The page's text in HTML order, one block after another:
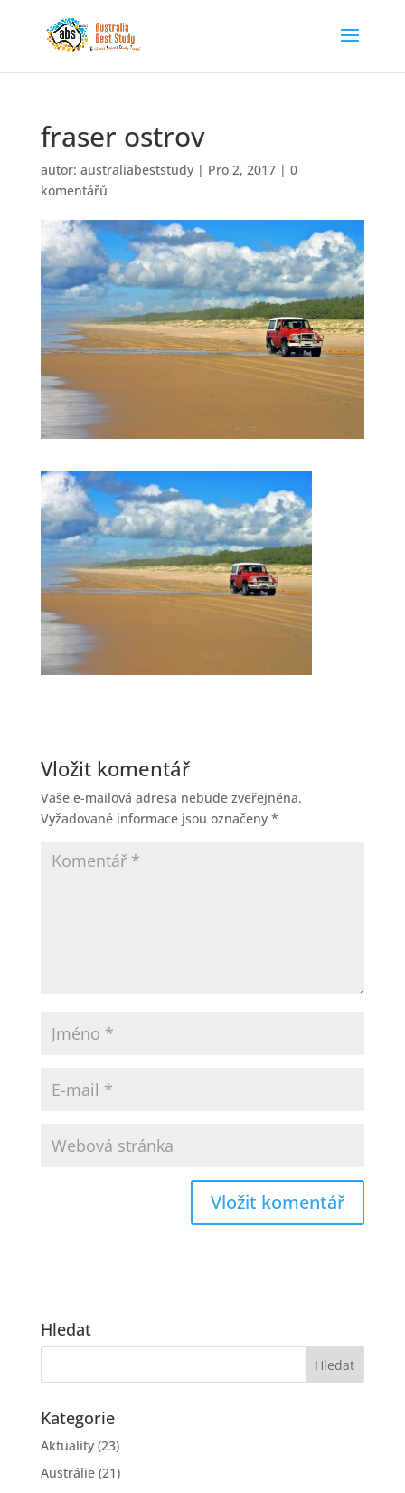
fraser ostrov
autor: australiabeststudy| Pro 2, 2017| 0
komentářů
Vložit komentář
Vaše e-mailová adresa nebude zveřejněna.
Vyžadované informace jsou označeny *
Hledat
Kategorie
Aktuality(23)
Austrálie(21)